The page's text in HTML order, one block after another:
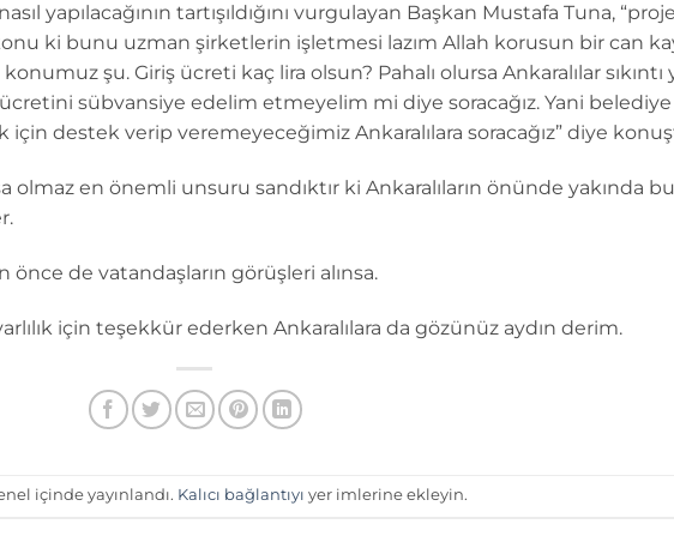
yapılacağının tartışıldığını vurgulayan Başkan Mustafa Tuna,
ki bunu uzman şirketlerin işletmesi lazım Allah korusun bir can
şu. Giriş ücreti kaç lira olsun? Pahalı olursa Ankaralılar sıkıntı
sübvansiye edelim etmeyelim mi diye soracağız. Yani belediye
destek verip veremeyeceğimiz Ankaralılara soracağız” diye
en önemli unsuru sandıktır ki Ankaralıların önünde yakında
de vatandaşların görüşleri alınsa.
için teşekkür ederken Ankaralılara da gözünüz aydın derim.
içinde yayınlandı. Kalıcı bağlantıyı yer imlerine ekleyin.